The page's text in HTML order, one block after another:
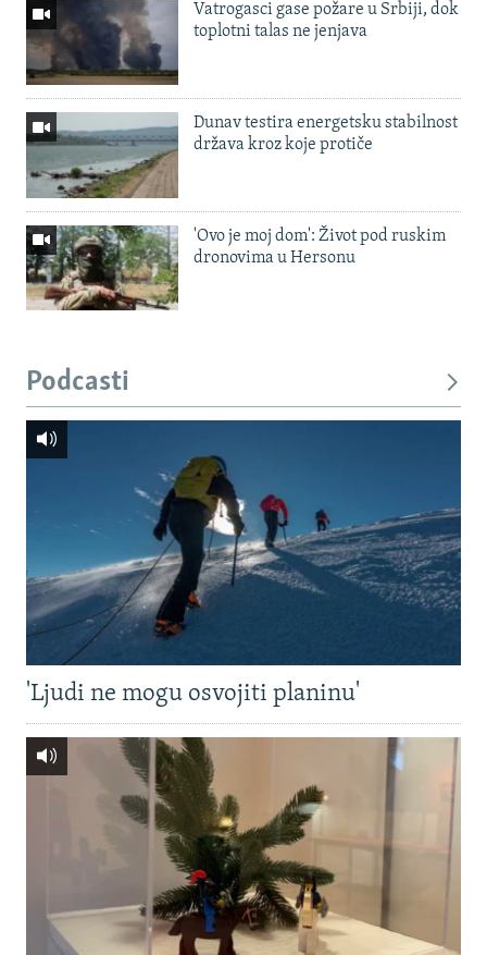
Vatrogasci gase požare u Srbiji, dok
toplotni talas ne jenjava
Dunav testira energetsku stabilnost
država kroz koje protiče
'Ovo je moj dom': Život pod ruskim
dronovima u Hersonu
Podcasti
'Ljudi ne mogu osvojiti planinu'